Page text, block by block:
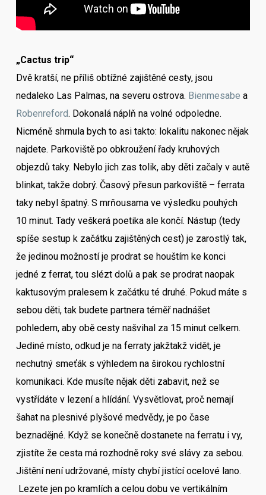
„Cactus trip“
Dvě kratší, ne příliš obtížné zajištěné cesty, jsou
nedaleko Las Palmas, na severu ostrova. Bienmesabe a
Robenreford. Dokonalá náplň na volné odpoledne.
Nicméně shrnula bych to asi takto: lokalitu nakonec nějak
najdete. Parkoviště po obkroužení řady kruhových
objezdů taky. Nebylo jich zas tolik, aby děti začaly v autě
blinkat, takže dobrý. Časový přesun parkoviště – ferrata
taky nebyl špatný. S mrňousama ve výsledku pouhých
10 minut. Tady veškerá poetika ale končí. Nástup (tedy
spíše sestup k začátku zajištěných cest) je zarostlý tak,
že jedinou možností je prodrat se houštím ke konci
jedné z ferrat, tou slézt dolů a pak se prodrat naopak
kaktusovým pralesem k začátku té druhé. Pokud máte s
sebou děti, tak budete partnera téměř nadnášet
pohledem, aby obě cesty našvihal za 15 minut celkem.
Jediné místo, odkud je na ferraty jakžtakž vidět, je
nechutný smeťák s výhledem na širokou rychlostní
komunikaci. Kde musíte nějak děti zabavit, než se
vystřídáte v lezení a hlídání. Vysvětlovat, proč nemají
šahat na plesnivé plyšové medvědy, je po čase
beznadějné. Když se konečně dostanete na ferratu i vy,
zjistíte že cesta má rozhodně roky své slávy za sebou.
Jištění není udržované, místy chybí jistící ocelové lano.
Lezete jen po kramlích a celou dobu ve vertikálním